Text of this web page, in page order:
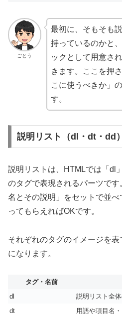
ごとう
最初に、そもそも
持っているのかと
ックとして用意さ
きます。ここを押
こに使うべきか」
す。
説明リスト（dl・dt・dd
説明リストは、HTMLでは「dl
のタグで表現されるパーツです
名とその説明」をセットで並
ってもらえればOKです。
それぞれのタグのイメージを
になります。
タグ・名前
dl
説明リスト全
dt
用語や項目名